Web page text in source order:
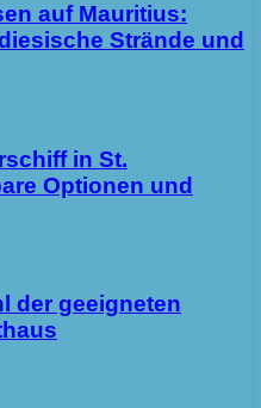
auf Mauritius:
Strände und
in St.
Optionen und
der geeigneten